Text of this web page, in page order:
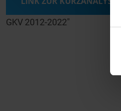
GKV 2012-2022"